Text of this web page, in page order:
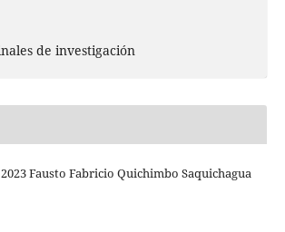
de investigación
Fausto Fabricio Quichimbo Saquichagua